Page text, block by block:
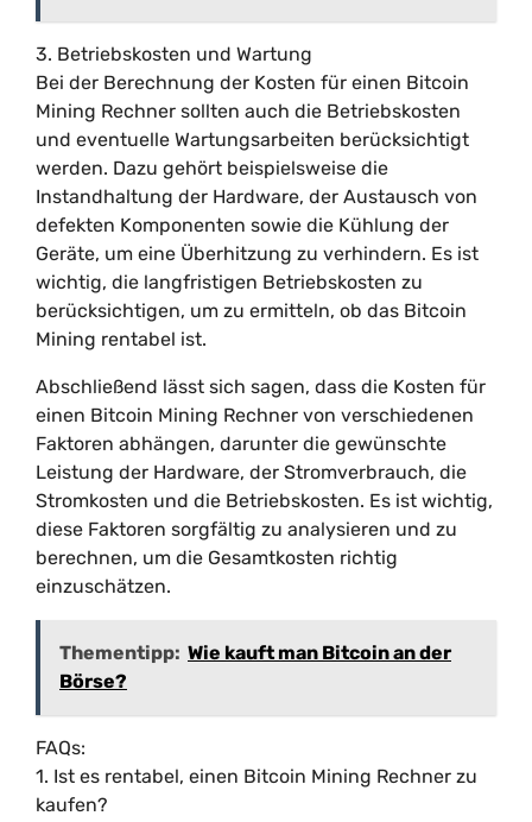
3. Betriebskosten und Wartung
Bei der Berechnung der Kosten für einen Bitcoin
Mining Rechner sollten auch die Betriebskosten
und eventuelle Wartungsarbeiten berücksichtigt
werden. Dazu gehört beispielsweise die
Instandhaltung der Hardware, der Austausch von
defekten Komponenten sowie die Kühlung der
Geräte, um eine Überhitzung zu verhindern. Es ist
wichtig, die langfristigen Betriebskosten zu
berücksichtigen, um zu ermitteln, ob das Bitcoin
Mining rentabel ist.
Abschließend lässt sich sagen, dass die Kosten für
einen Bitcoin Mining Rechner von verschiedenen
Faktoren abhängen, darunter die gewünschte
Leistung der Hardware, der Stromverbrauch, die
Stromkosten und die Betriebskosten. Es ist wichtig,
diese Faktoren sorgfältig zu analysieren und zu
berechnen, um die Gesamtkosten richtig
einzuschätzen.
Thementipp: Wie kauft man Bitcoin an der
Börse?
FAQs:
1. Ist es rentabel, einen Bitcoin Mining Rechner zu
kaufen?